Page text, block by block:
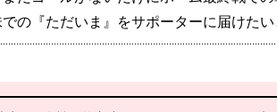
の『ただいま』をサポーターに届けたい